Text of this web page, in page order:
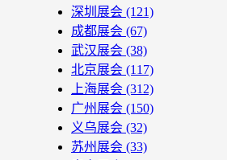
深圳展会 (121)
成都展会 (67)
武汉展会 (38)
北京展会 (117)
上海展会 (312)
广州展会 (150)
义乌展会 (32)
苏州展会 (33)